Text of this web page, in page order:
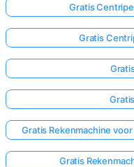
Gratis
Gratis
Gratis Rekenmachine
Gratis